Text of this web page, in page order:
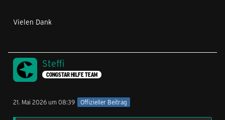
Vielen Dank
Steffi
CONGSTAR HILFE TEAM
21. Mai 2026 um 08:39 Offizieller Beitrag